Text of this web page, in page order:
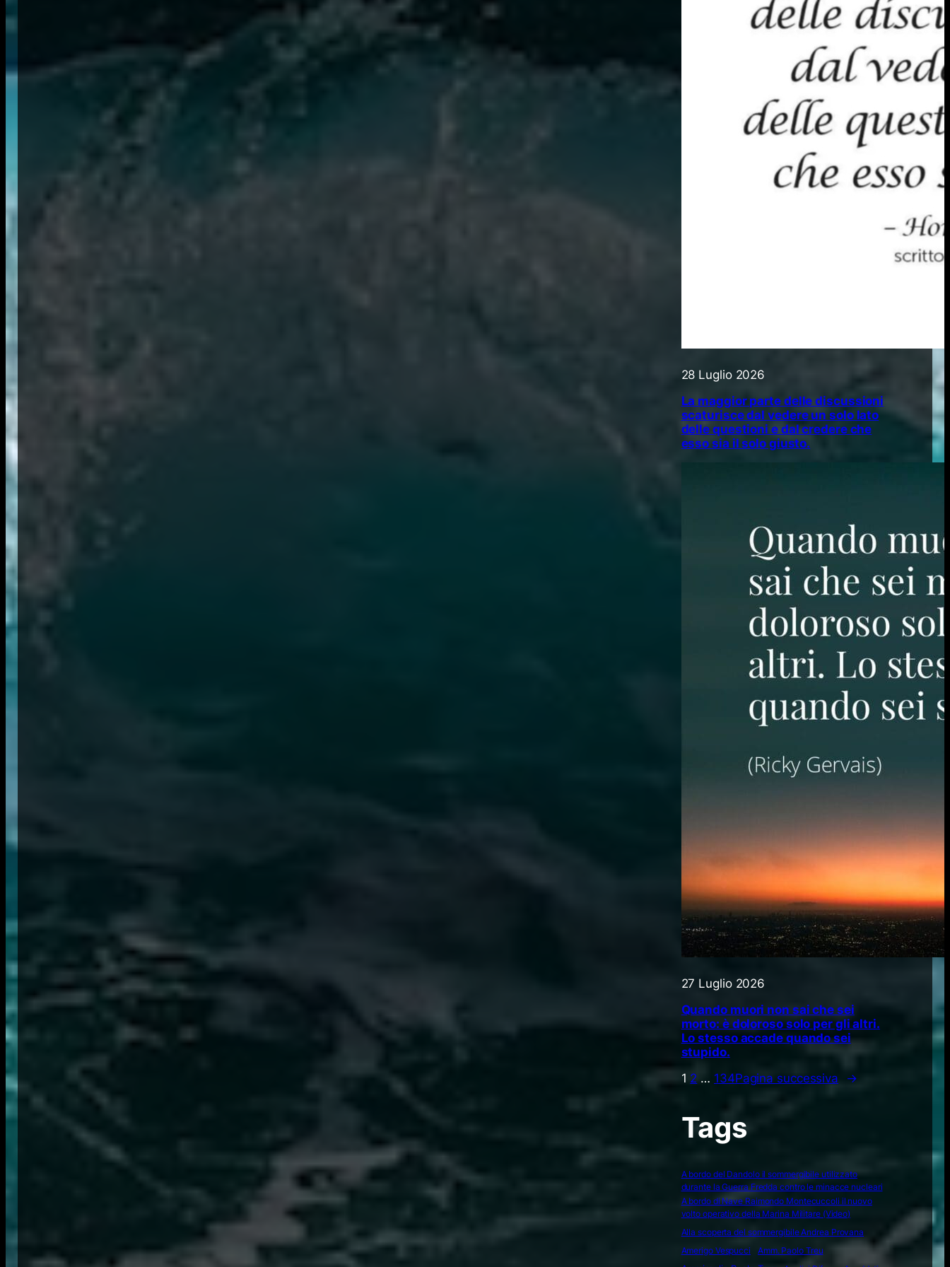
28 Luglio 2026
La maggior parte delle discussioni
scaturisce dal vedere un solo lato
delle questioni e dal credere che
esso sia il solo giusto.
27 Luglio 2026
Quando muori non sai che sei
morto: è doloroso solo per gli altri.
Lo stesso accade quando sei
stupido.
1 2 … 134Pagina successiva →
Tags
A bordo del Dandolo il sommergibile utilizzato
durante la Guerra Fredda contro le minacce nucleari
A bordo di Nave Raimondo Montecuccoli il nuovo
volto operativo della Marina Militare (Video)
Alla scoperta del sommergibile Andrea Provana
Amerigo Vespucci
Amm. Paolo Treu